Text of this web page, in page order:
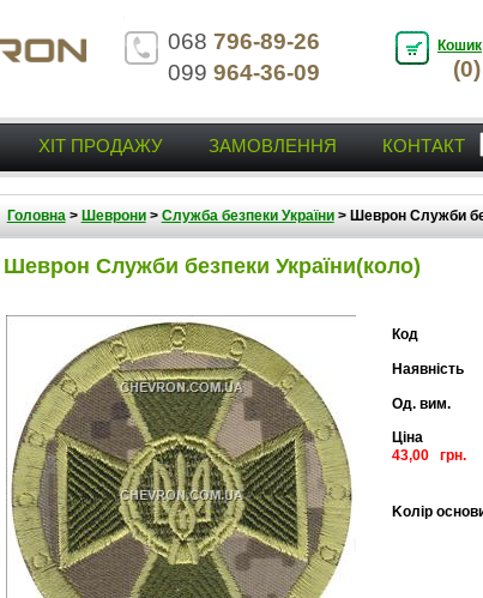
068 796-89-26
099 964-36-09
Кошик
(0)
ХІТ ПРОДАЖУ ЗАМОВЛЕННЯ КОНТАКТ
Головна> Шеврони> Служба безпеки України> Шеврон Служби
Шеврон Служби безпеки України(коло)
Код
Наявність
Од. вим.
Ціна
43,00 грн.
Kолір